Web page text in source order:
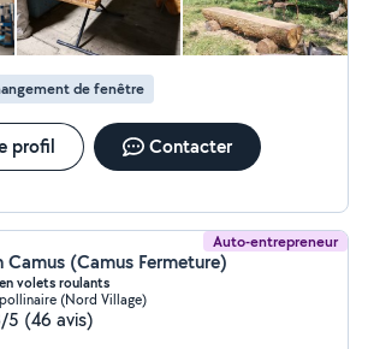
de fenêtre
profil Contacter
Auto-entrepreneur
Camus (Camus Fermeture)
volets roulants
(Nord Village)
5 (46 avis)